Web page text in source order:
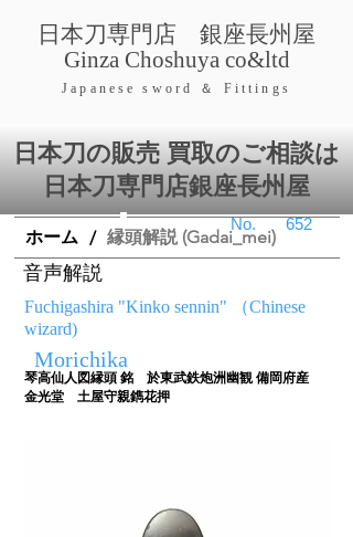
​日本刀専門店 銀座長州屋
​Ginza Choshuya co&ltd
​Japanese sword ＆ Fittings
日本刀の販売 買取のご相談は
日本刀専門店銀座⻑州屋
ホーム / 縁頭解説 (Gadai_mei)
​No. 652
琴高仙人図縁頭 銘 於東武鉄炮洲幽観 備岡府産
金光堂 土屋守親鐫花押
Fuchigashira "Kinko sennin" （Chinese
wizard)
Morichika
音声解説